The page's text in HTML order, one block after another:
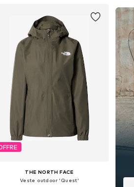
THE NORTH FACE
Veste outdoor 'Quest'